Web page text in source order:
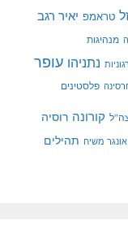
טראמפ יאיר רגב
מנהיגות
נתניהו עופר
פלסטינים
קורונה רוסיה
משיח תהילים